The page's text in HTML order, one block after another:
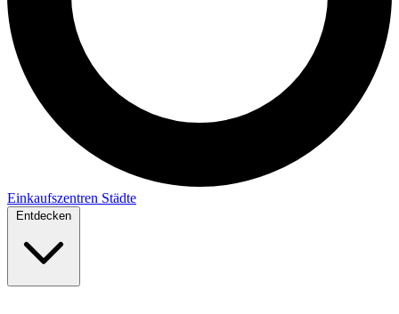
Einkaufszentren Städte
Entdecken